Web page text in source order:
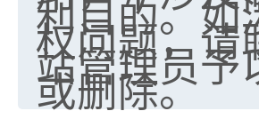
利目的。如
权问题，请
站管理员予
或删除。